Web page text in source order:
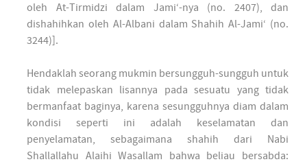
oleh At-Tirmidzi dalam Jami‘-nya (no. 2407), dan
dishahihkan oleh Al-Albani dalam Shahih Al-Jami‘ (no.
3244)].
Hendaklah seorang mukmin bersungguh-sungguh untuk
tidak melepaskan lisannya pada sesuatu yang tidak
bermanfaat baginya, karena sesungguhnya diam dalam
kondisi seperti ini adalah keselamatan dan
penyelamatan, sebagaimana shahih dari Nabi
Shallallahu Alaihi Wasallam bahwa beliau bersabda: